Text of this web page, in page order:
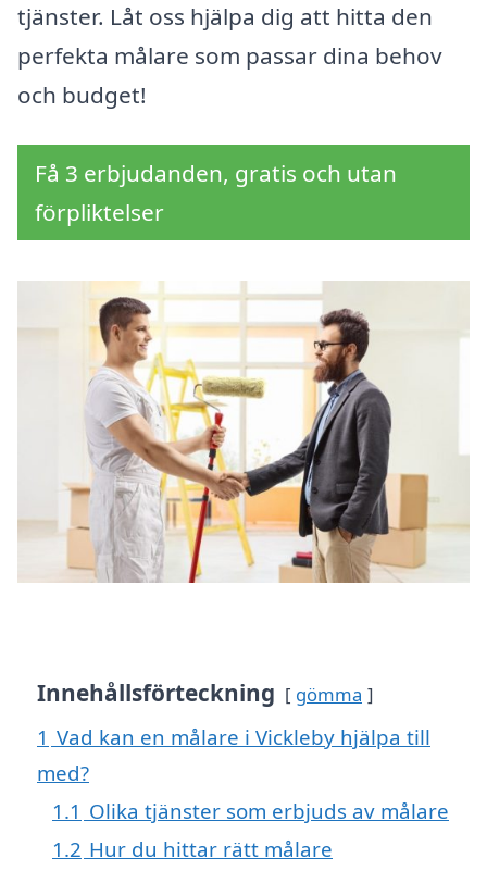
tjänster. Låt oss hjälpa dig att hitta den
perfekta målare som passar dina behov
och budget!
Få 3 erbjudanden, gratis och utan
förpliktelser
Innehållsförteckning gömma
1 Vad kan en målare i Vickleby hjälpa till
med?
1.1 Olika tjänster som erbjuds av målare
1.2 Hur du hittar rätt målare